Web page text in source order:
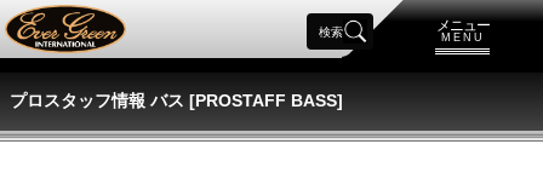
メニュー
MENU
検索
プロスタッフ情報 バス [PROSTAFF BASS]